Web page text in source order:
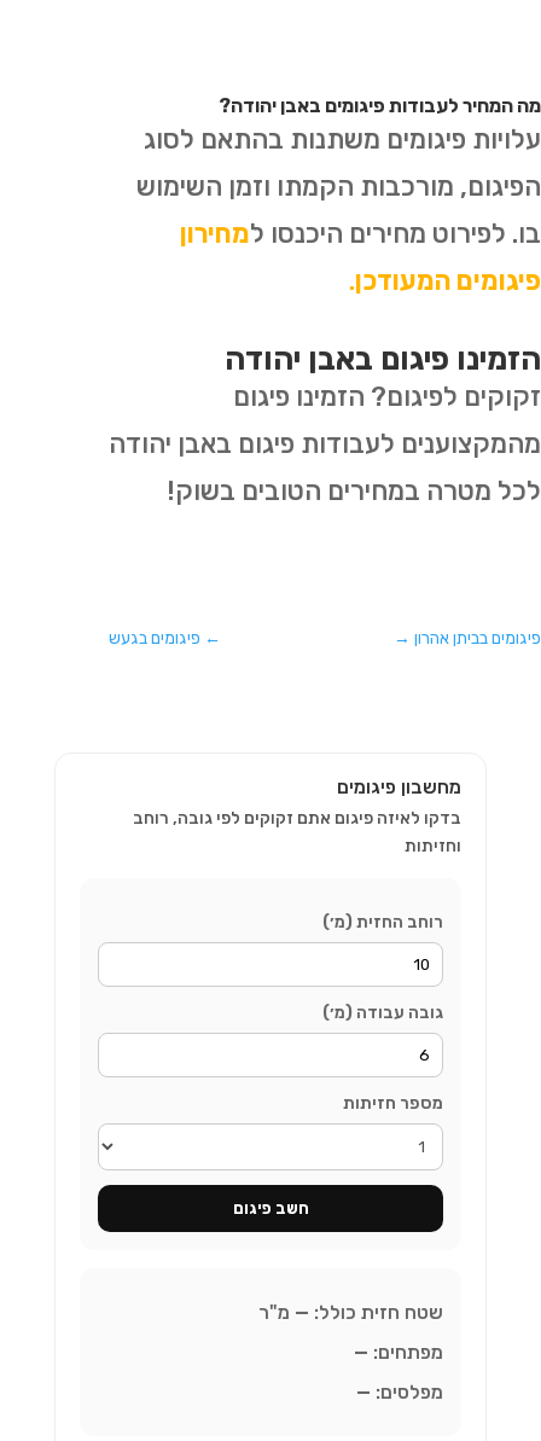
מה המחיר לעבודות פיגומים באבן יהודה?
עלויות פיגומים משתנות בהתאם לסוג
הפיגום, מורכבות הקמתו וזמן השימוש
בו. לפירוט מחירים היכנסו למחירון
פיגומים המעודכן.
הזמינו פיגום באבן יהודה
זקוקים לפיגום? הזמינו פיגום
מהמקצוענים לעבודות פיגום באבן יהודה
לכל מטרה במחירים הטובים בשוק!
← פיגומים בגעש פיגומים בביתן אהרון →
מחשבון פיגומים
בדקו לאיזה פיגום אתם זקוקים לפי גובה, רוחב
וחזיתות
רוחב החזית (מ׳)
גובה עבודה (מ׳)
מספר חזיתות
חשב פיגום
שטח חזית כולל: — מ"ר
מפתחים: —
מפלסים: —